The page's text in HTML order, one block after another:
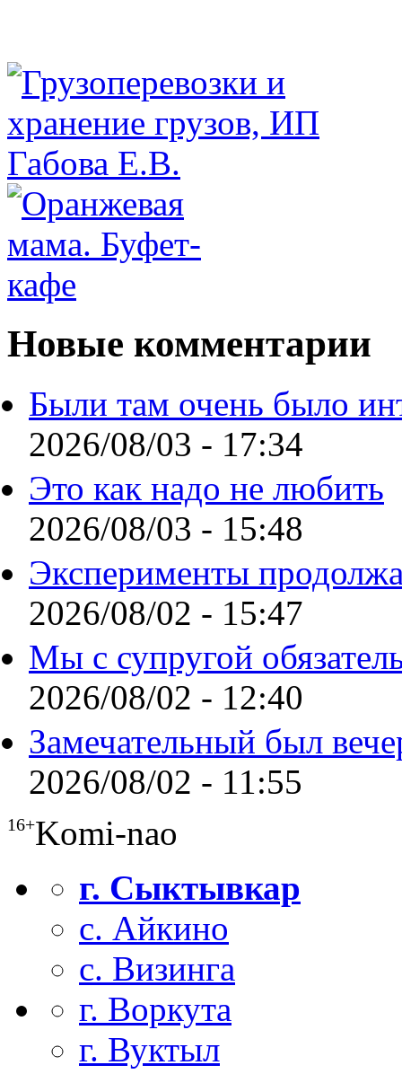
Новые комментарии
Были там очень было
2026/08/03 - 17:34
Это как надо не любить
2026/08/03 - 15:48
Эксперименты
2026/08/02 - 15:47
Мы с супругой
2026/08/02 - 12:40
Замечательный был
2026/08/02 - 11:55
16+Komi-nao
г. Сыктывкар
с. Айкино
с. Визинга
г. Воркута
г. Вуктыл